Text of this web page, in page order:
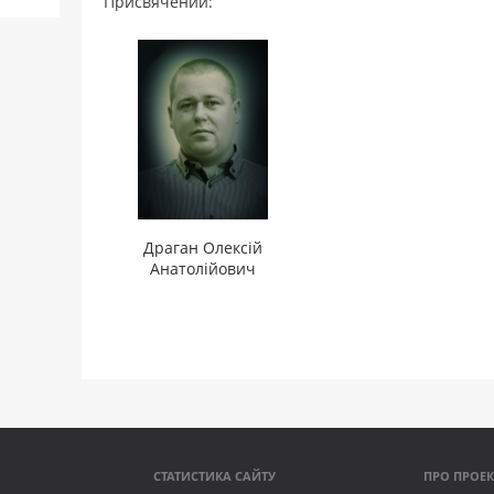
Драган Олексій
Анатолійович
СТАТИСТИКА САЙТУ ПРО